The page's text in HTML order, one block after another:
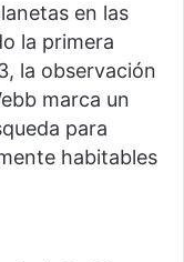
en las
la primera
la observación
marca un
para
habitables